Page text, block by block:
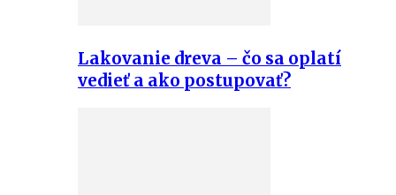
Lakovanie dreva – čo sa oplatí
vedieť a ako postupovať?